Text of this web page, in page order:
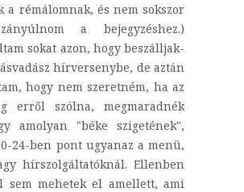
a rémálomnak, és nem sokszor
a bejegyzéshez.)
sokat azon, hogy beszálljak-
hírversenybe, de aztán
hogy nem szeretném, ha az
erről szólna, megmaradnék
amolyan "béke szigetének",
24-ben pont ugyanaz a menü,
hírszolgáltatóknál. Ellenben
sem mehetek el amellett, ami